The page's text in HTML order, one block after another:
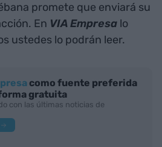
promete que enviará su
En VIA Empresa lo
ustedes lo podrán leer.
como fuente preferida
gratuita
con las últimas noticias de